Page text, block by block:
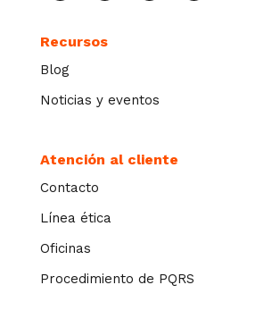
Recursos
Blog
Noticias y eventos
Atención al cliente
Contacto
Línea ética
Oficinas
Procedimiento de PQRS